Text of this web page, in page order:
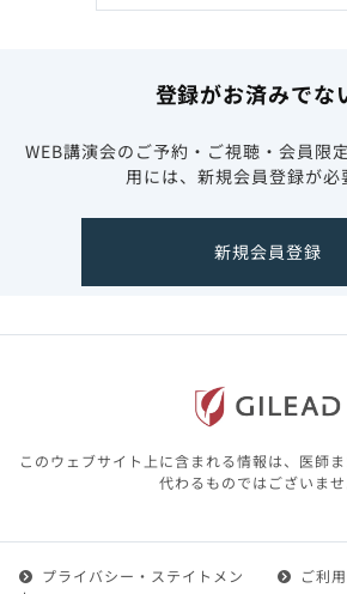
登録がお済みでな
WEB講演会のご予約・ご視聴・会員限
用には、新規会員登録が必
新規会員登録
このウェブサイト上に含まれる情報は、医師
代わるものではございませ
プライバシー・ステイトメン
ご利